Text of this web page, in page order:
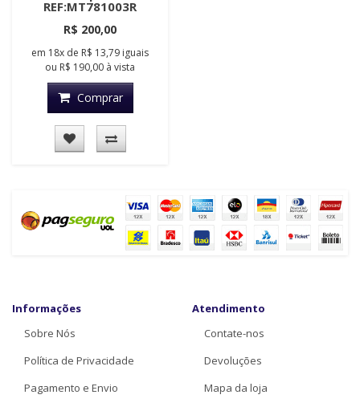
REF:MT781003R
R$ 200,00
em 18x de R$ 13,79 iguais
ou R$ 190,00 à vista
Comprar
Informações
Sobre Nós
Política de Privacidade
Pagamento e Envio
Atendimento
Contate-nos
Devoluções
Mapa da loja